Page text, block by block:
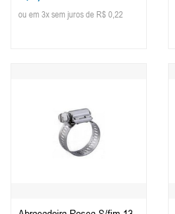
ou em 3x sem juros de R$ 0,22